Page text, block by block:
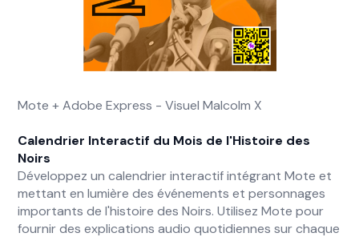
Mote + Adobe Express - Visuel Malcolm X
Calendrier Interactif du Mois de l'Histoire des
Noirs
Développez un calendrier interactif intégrant Mote et
mettant en lumière des événements et personnages
importants de l'histoire des Noirs. Utilisez Mote pour
fournir des explications audio quotidiennes sur chaque